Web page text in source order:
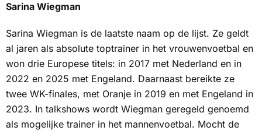
Sarina Wiegman
Sarina Wiegman is de laatste naam op de lijst. Ze geldt
al jaren als absolute toptrainer in het vrouwenvoetbal en
won drie Europese titels: in 2017 met Nederland en in
2022 en 2025 met Engeland. Daarnaast bereikte ze
twee WK-finales, met Oranje in 2019 en met Engeland in
2023. In talkshows wordt Wiegman geregeld genoemd
als mogelijke trainer in het mannenvoetbal. Mocht de